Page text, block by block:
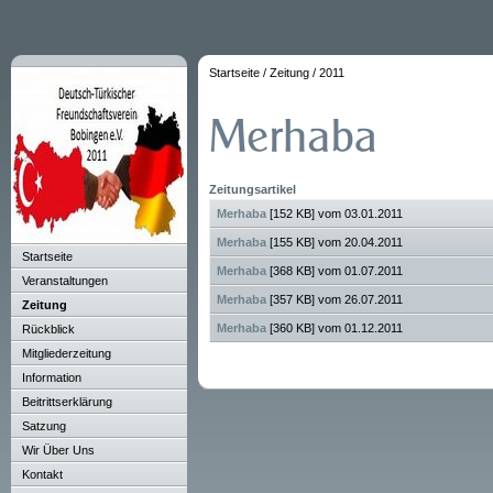
Startseite
Veranstaltungen
Zeitung
Rückblick
Mitgliederzeitung
Information
Beitrittserklärung
Satzung
Wir Über Uns
Kontakt
Startseite / Zeitung / 2011
Zeitungsartikel
Merhaba [152 KB] vom 03.01.2011
Merhaba [155 KB] vom 20.04.2011
Merhaba [368 KB] vom 01.07.2011
Merhaba [357 KB] vom 26.07.2011
Merhaba [360 KB] vom 01.12.2011